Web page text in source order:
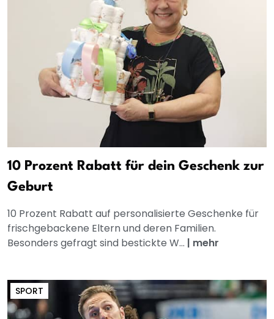
10 Prozent Rabatt für dein Geschenk zur
Geburt
10 Prozent Rabatt auf personalisierte Geschenke für
frischgebackene Eltern und deren Familien.
Besonders gefragt sind bestickte W... | mehr
SPORT